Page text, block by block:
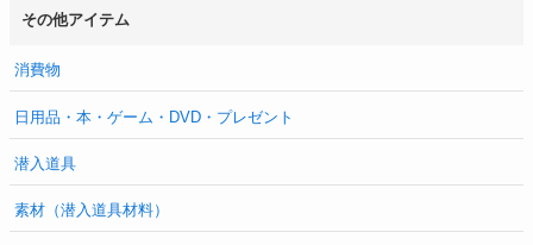
その他アイテム
消費物
日用品・本・ゲーム・DVD・プレゼント
潜入道具
素材（潜入道具材料）